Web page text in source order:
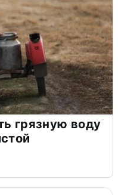
грязную воду